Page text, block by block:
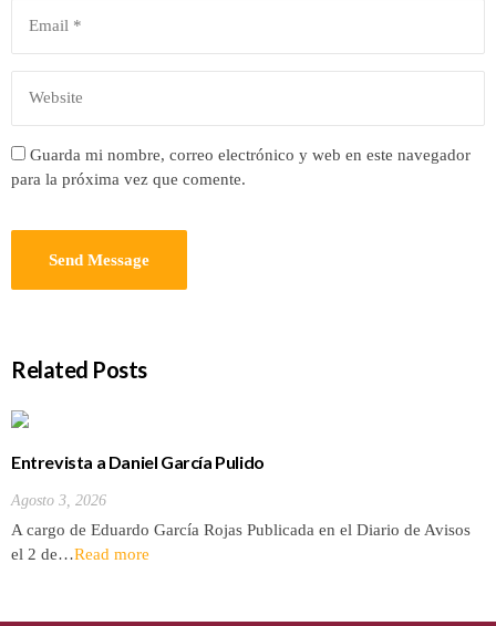
Guarda mi nombre, correo electrónico y web en este navegador
para la próxima vez que comente.
Related Posts
Entrevista a Daniel García Pulido
Agosto 3, 2026
A cargo de Eduardo García Rojas Publicada en el Diario de Avisos
el 2 de…Read more